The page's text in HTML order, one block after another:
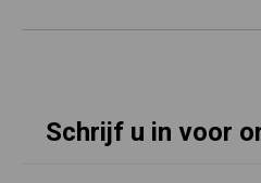
Schrijf u in voor